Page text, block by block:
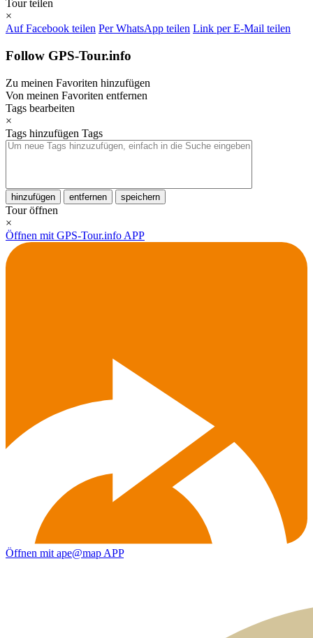
Tour teilen
×
Auf Facebook teilen Per WhatsApp teilen Link per E-Mail teilen
Follow GPS-Tour.info
Zu meinen Favoriten hinzufügen
Von meinen Favoriten entfernen
Tags bearbeiten
×
Tags hinzufügen Tags
hinzufügen entfernen speichern
Tour öffnen
×
Öffnen mit GPS-Tour.info APP
Öffnen mit ape@map APP